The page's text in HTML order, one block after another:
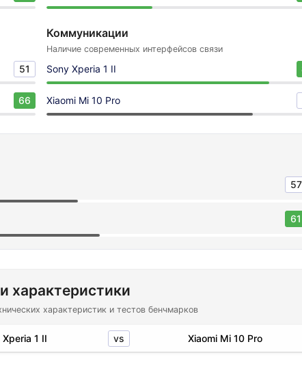
51
66
Коммуникации
Наличие современных интерфейсов связи
Sony Xperia 1 II
Xiaomi Mi 10 Pro
57
61
характеристики
характеристик и тестов бенчмарков
1 II vs Xiaomi Mi 10 Pro